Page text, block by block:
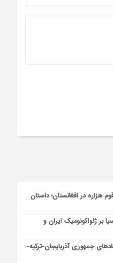
هزاره در افغانستان؛ داستان
بر ژئواکونومیک ایران و
جمهوری آذربایجان-ترکیه-